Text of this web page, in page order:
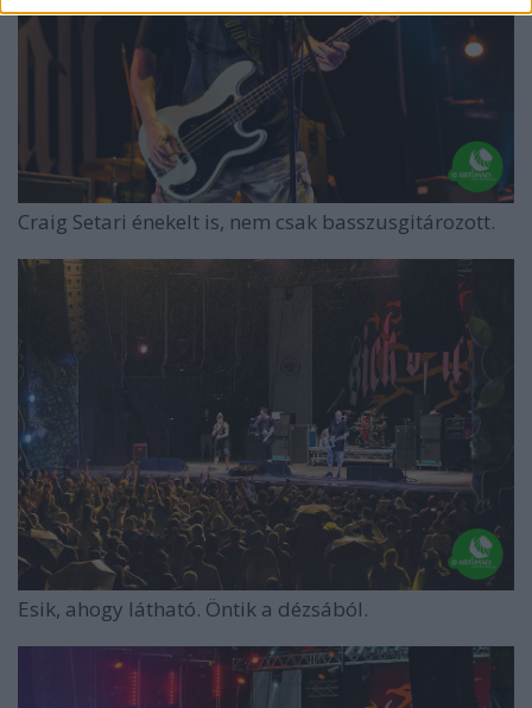
Craig Setari énekelt is, nem csak basszusgitározott.
Esik, ahogy látható. Öntik a dézsából.